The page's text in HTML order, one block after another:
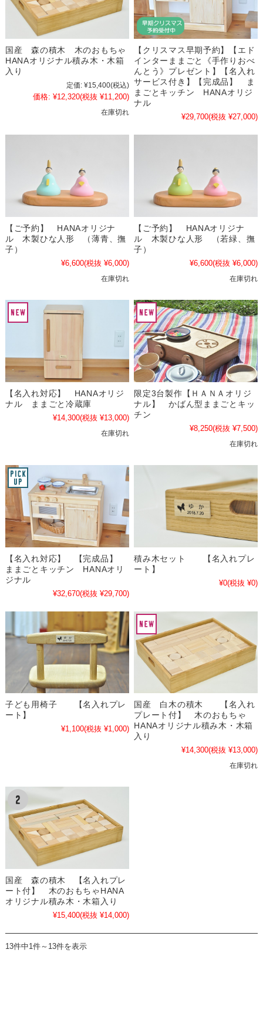
国産 森の積木 木のおもちゃ
HANAオリジナル積み木・木箱
入り
定価: ¥15,400(税込)
価格: ¥12,320(税抜 ¥11,200)
在庫切れ
【クリスマス早期予約】【エド
インターままごと《手作りおべ
んとう》プレゼント】【名入れ
サービス付き】【完成品】 ま
まごとキッチン HANAオリジ
ナル
¥29,700(税抜 ¥27,000)
【ご予約】 HANAオリジナ
ル 木製ひな人形 （薄青、撫
子）
¥6,600(税抜 ¥6,000)
在庫切れ
【ご予約】 HANAオリジナ
ル 木製ひな人形 （若緑、撫
子）
¥6,600(税抜 ¥6,000)
在庫切れ
【名入れ対応】 HANAオリジ
ナル ままごと冷蔵庫
¥14,300(税抜 ¥13,000)
在庫切れ
限定3台製作【ＨＡＮＡオリジ
ナル】 かばん型ままごとキッ
チン
¥8,250(税抜 ¥7,500)
在庫切れ
【名入れ対応】 【完成品】
ままごとキッチン HANAオリ
ジナル
¥32,670(税抜 ¥29,700)
積み木セット 【名入れプレ
ート】
¥0(税抜 ¥0)
子ども用椅子 【名入れプレ
ート】
¥1,100(税抜 ¥1,000)
国産 白木の積木 【名入れ
プレート付】 木のおもちゃ
HANAオリジナル積み木・木箱
入り
¥14,300(税抜 ¥13,000)
在庫切れ
国産 森の積木 【名入れプレ
ート付】 木のおもちゃHANA
オリジナル積み木・木箱入り
¥15,400(税抜 ¥14,000)
13件中1件～13件を表示